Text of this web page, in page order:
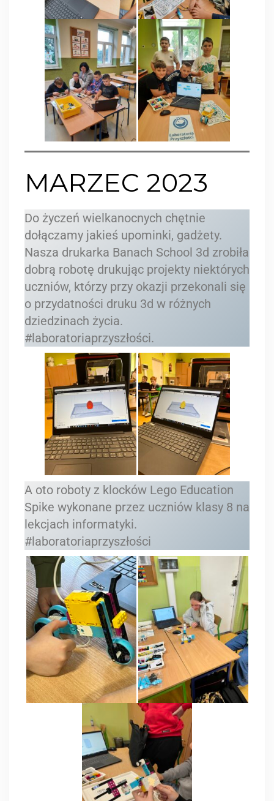
MARZEC 2023
Do życzeń wielkanocnych chętnie
dołączamy jakieś upominki, gadżety.
Nasza drukarka Banach School 3d zrobiła
dobrą robotę drukując projekty niektórych
uczniów, którzy przy okazji przekonali się
o przydatności druku 3d w różnych
dziedzinach życia.
#laboratoriaprzyszłości.
A oto roboty z klocków Lego Education
Spike wykonane przez uczniów klasy 8 na
lekcjach informatyki.
#laboratoriaprzyszłości